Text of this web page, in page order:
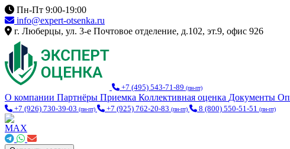
Пн-Пт 9:00-19:00
info@expert-otsenka.ru
г. Люберцы, ул. 3-е Почтовое отделение, д.102, эт.9, офис 926
+7 (495) 543-71-89 (пн-пт)
О компании Партнёры Приемка Коллективная оценка Документы
+7 (926) 730-39-03 (пн-пт) +7 (925) 762-20-83 (пн-пт) 8 (800) 550-51-51 (пн-пт)